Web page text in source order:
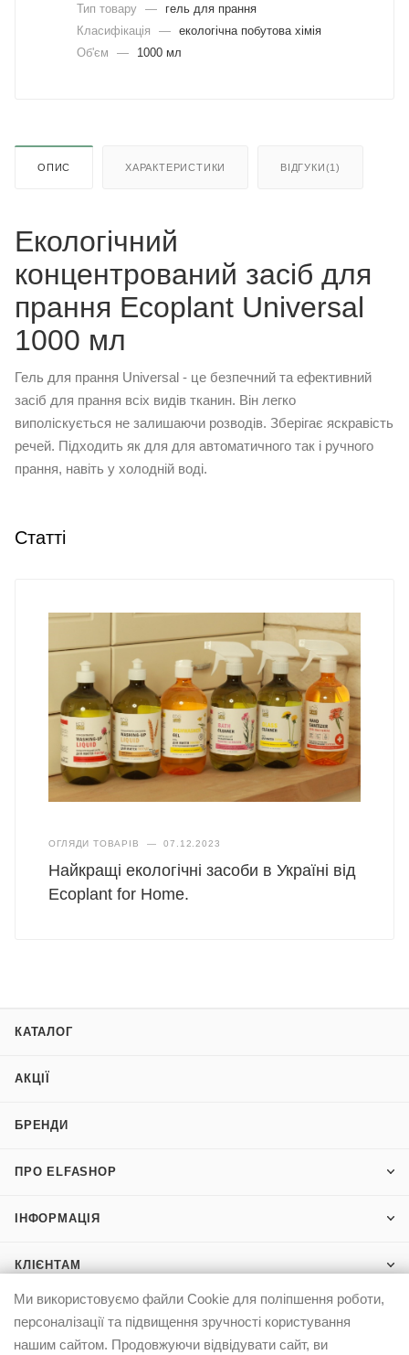
Тип товару —
гель для прання
Класифікація
— екологічна побутова хімія
Об'єм
— 1000 мл
ОПИС ХАРАКТЕРИСТИКИ ВІДГУКИ(1)
Екологічний
концентрований засіб для
прання Ecoplant Universal
1000 мл
Гель для прання Universal - це безпечний та ефективний
засіб для прання всіх видів тканин. Він легко
виполіскується не залишаючи розводів. Зберігає яскравість
речей. Підходить як для для автоматичного так і ручного
прання, навіть у холодній воді.
Статті
ОГЛЯДИ ТОВАРІВ — 07.12.2023
Найкращі екологічні засоби в Україні від
Ecoplant for Homе.
КАТАЛОГ
АКЦІЇ
БРЕНДИ
ПРО ELFASHOP
ІНФОРМАЦІЯ
КЛІЄНТАМ
0503332569
Ми використовуємо файли Cookie для поліпшення роботи,
персоналізації та підвищення зручності користування
нашим сайтом. Продовжуючи відвідувати сайт, ви